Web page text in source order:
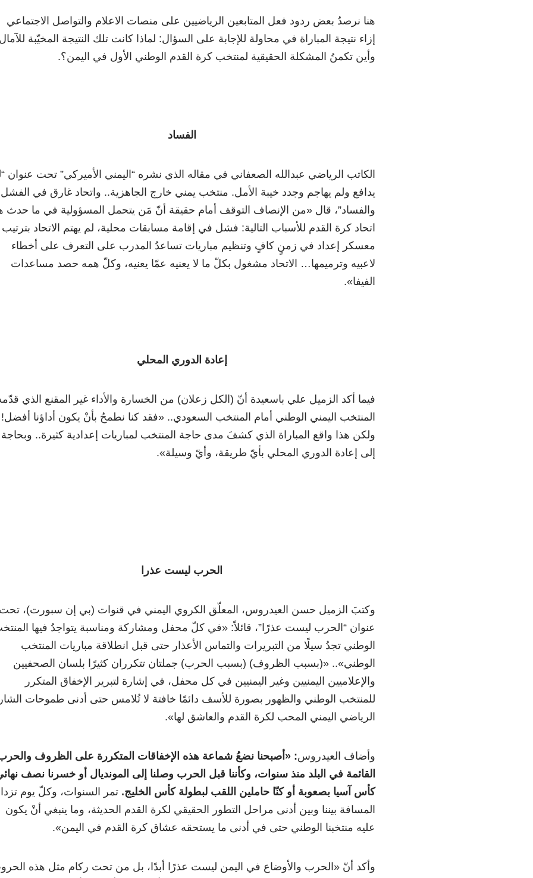
هنا نرصدُ بعض ردود فعل المتابعين الرياضيين على منصات الاعلام والتواصل الاجتماعي
إزاء نتيجة المباراة في محاولة للإجابة على السؤال: لماذا كانت تلك النتيجة المخيّبة
وأين تكمنُ المشكلة الحقيقية لمنتخب كرة القدم الوطني الأول في اليمن؟.
الفساد
الكاتب الرياضي عبدالله الصعفاني في مقاله الذي نشره “اليمني الأميركي” تحت عنوان
يدافع ولم يهاجم وجدد خيبة الأمل. منتخب يمني خارج الجاهزية.. واتحاد غارق في الفشل
والفساد”، قال «من الإنصاف التوقف أمام حقيقة أنّ مَن يتحمل المسؤولية في ما حدث
اتحاد كرة القدم للأسباب التالية: فشل في إقامة مسابقات محلية، لم يهتم الاتحاد بترتيب
معسكر إعداد في زمنٍ كافٍ وتنظيم مباريات تساعدُ المدرب على التعرف على أخطاء
لاعبيه وترميمها… الاتحاد مشغول بكلّ ما لا يعنيه عمّا يعنيه، وكلّ همه حصد مساعدات
الفيفا».
إعادة الدوري المحلي
فيما أكد الزميل علي باسعيدة أنّ (الكل زعلان) من الخسارة والأداء غير المقنع الذي
المنتخب اليمني الوطني أمام المنتخب السعودي.. «فقد كنا نطمحُ بأنْ يكون أداؤنا أفضل!
ولكن هذا واقع المباراة الذي كشفَ مدى حاجة المنتخب لمباريات إعدادية كثيرة.. وبحاجة
إلى إعادة الدوري المحلي بأيّ طريقة، وأيّ وسيلة».
الحرب ليست عذرا
وكتبَ الزميل حسن العيدروس، المعلّق الكروي اليمني في قنوات (بي إن سبورت)،
عنوان “الحرب ليست عذرًا”، قائلاً: «في كلّ محفل ومشاركة ومناسبة يتواجدُ فيها
الوطني تجدُ سيلًا من التبريرات والتماس الأعذار حتى قبل انطلاقة مباريات المنتخب
الوطني».. «(بسبب الظروف) (بسبب الحرب) جملتان تتكرران كثيرًا بلسان الصحفيين
والإعلاميين اليمنيين وغير اليمنيين في كل محفل، في إشارة لتبرير الإخفاق المتكرر
للمنتخب الوطني والظهور بصورة للأسف دائمًا خافتة لا تُلامس حتى أدنى طموحات
الرياضي اليمني المحب لكرة القدم والعاشق لها».
وأضاف العيدروس: «أصبحنا نضعُ شماعة هذه الإخفاقات المتكررة على الظروف
القائمة في البلد منذ سنوات، وكأننا قبل الحرب وصلنا إلى المونديال أو خسرنا نصف
كأس آسيا بصعوبة أو كنّا حاملين اللقب لبطولة كأس الخليج. تمر السنوات، وكلّ يوم
المسافة بيننا وبين أدنى مراحل التطور الحقيقي لكرة القدم الحديثة، وما ينبغي أنْ يكون
عليه منتخبنا الوطني حتى في أدنى ما يستحقه عشاق كرة القدم في اليمن».
وأكد أنّ «الحرب والأوضاع في اليمن ليست عذرًا أبدًا، بل من تحت ركام مثل هذه